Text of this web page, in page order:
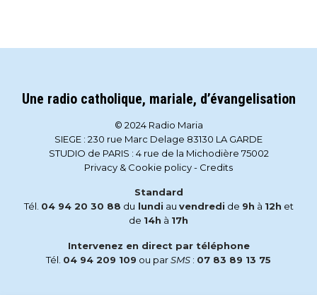
Une radio catholique, mariale, d’évangelisation
© 2024 Radio Maria
SIEGE : 230 rue Marc Delage 83130 LA GARDE
STUDIO de PARIS : 4 rue de la Michodière 75002
Privacy & Cookie policy- Credits
Standard
Tél. 04 94 20 30 88 du lundi au vendredi de 9h à 12h et
de 14h à 17h
Intervenez en direct par téléphone
Tél. 04 94 209 109 ou parSMS : 07 83 89 13 75